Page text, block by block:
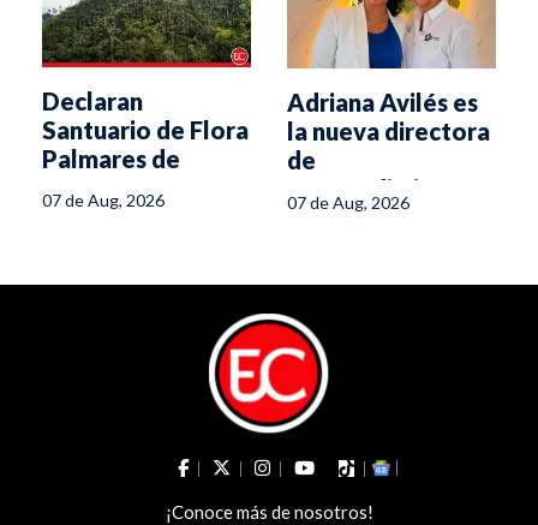
Declaran
Santuario de Flora
Palmares de
07 de Aug, 2026
Adriana Avilés es
la nueva directora
de
Emprendimiento
de la Secretaría
07 de Aug, 2026
¡Conoce más de nosotros!